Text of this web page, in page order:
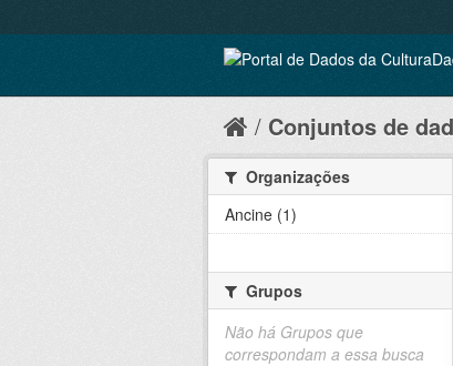
Conjuntos de
Organizações
Ancine (1)
Grupos
Não há Grupos que
correspondam a essa busca